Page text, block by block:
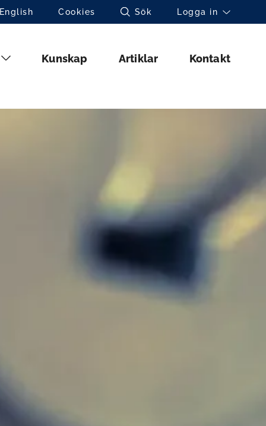
Toppnavigation (sv)
English Cookies Sök Logga in
Huvudmeny (sv)
Kunskap Artiklar Kontakt